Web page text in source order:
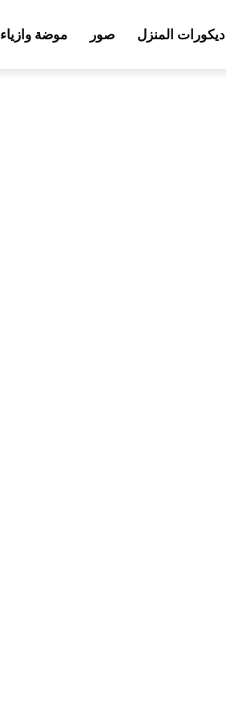
ديكورات المنزل صور موضة وازياء